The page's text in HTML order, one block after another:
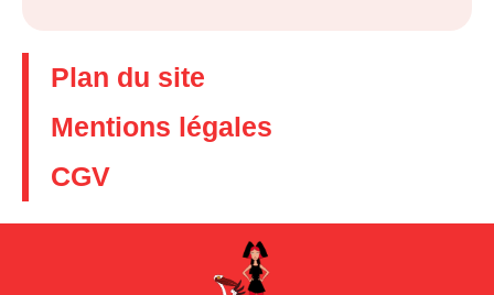
Plan du site
Mentions légales
CGV